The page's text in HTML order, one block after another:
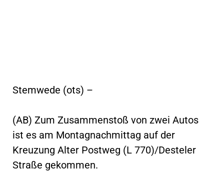
Stemwede (ots) –
(AB) Zum Zusammenstoß von zwei Autos
ist es am Montagnachmittag auf der
Kreuzung Alter Postweg (L 770)/Desteler
Straße gekommen.